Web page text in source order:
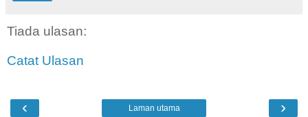
Tiada ulasan:
Catat Ulasan
‹ ›
Laman utama